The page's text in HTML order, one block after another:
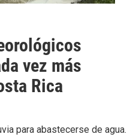
vez más
Rica
para abastecerse de agua.